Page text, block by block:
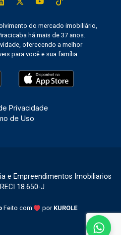
do mercado imobiliário,
há mais de 37 anos.
oferecendo a melhor
para você e sua família.
Privacidade
de Uso
e Empreendimentos Imobiliarios
18.650-J
Feito com por KUROLE